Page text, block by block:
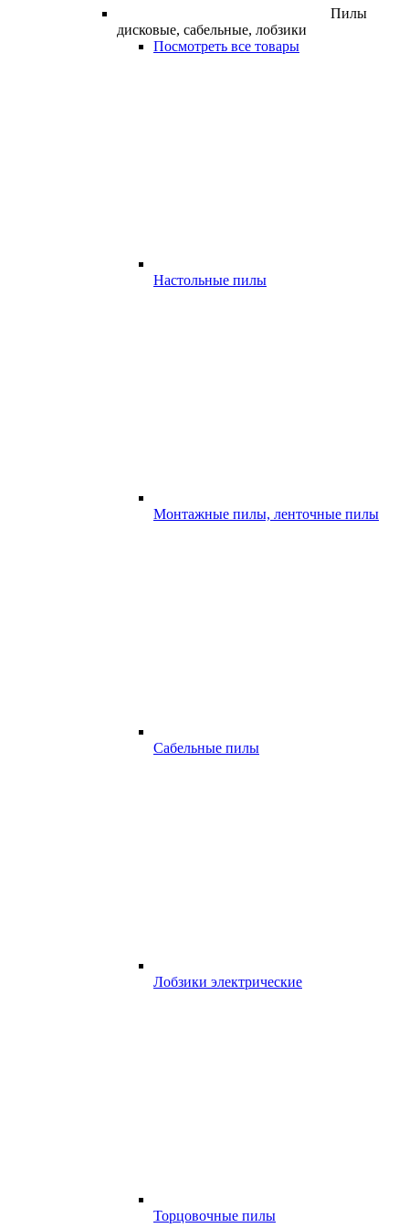
Пилы
дисковые, сабельные, лобзики
Посмотреть все товары
Настольные пилы
Монтажные пилы, ленточные пилы
Сабельные пилы
Лобзики электрические
Торцовочные пилы